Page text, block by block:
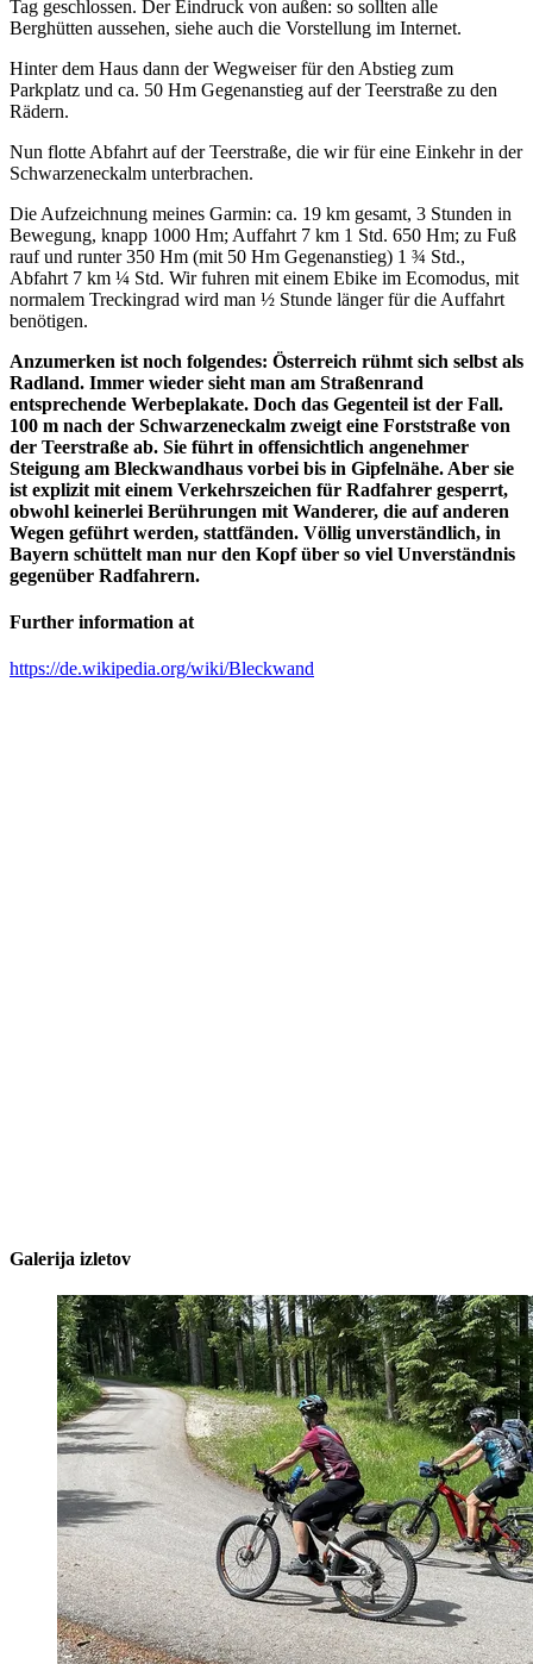
Tag geschlossen. Der Eindruck von außen: so sollten alle
Berghütten aussehen, siehe auch die Vorstellung im Internet.
Hinter dem Haus dann der Wegweiser für den Abstieg zum
Parkplatz und ca. 50 Hm Gegenanstieg auf der Teerstraße zu den
Rädern.
Nun flotte Abfahrt auf der Teerstraße, die wir für eine Einkehr in der
Schwarzeneckalm unterbrachen.
Die Aufzeichnung meines Garmin: ca. 19 km gesamt, 3 Stunden in
Bewegung, knapp 1000 Hm; Auffahrt 7 km 1 Std. 650 Hm; zu Fuß
rauf und runter 350 Hm (mit 50 Hm Gegenanstieg) 1 ¾ Std.,
Abfahrt 7 km ¼ Std. Wir fuhren mit einem Ebike im Ecomodus, mit
normalem Treckingrad wird man ½ Stunde länger für die Auffahrt
benötigen.
Anzumerken ist noch folgendes: Österreich rühmt sich selbst als
Radland. Immer wieder sieht man am Straßenrand
entsprechende Werbeplakate. Doch das Gegenteil ist der Fall.
100 m nach der Schwarzeneckalm zweigt eine Forststraße von
der Teerstraße ab. Sie führt in offensichtlich angenehmer
Steigung am Bleckwandhaus vorbei bis in Gipfelnähe. Aber sie
ist explizit mit einem Verkehrszeichen für Radfahrer gesperrt,
obwohl keinerlei Berührungen mit Wanderer, die auf anderen
Wegen geführt werden, stattfänden. Völlig unverständlich, in
Bayern schüttelt man nur den Kopf über so viel Unverständnis
gegenüber Radfahrern.
Further information at
https://de.wikipedia.org/wiki/Bleckwand
Galerija izletov